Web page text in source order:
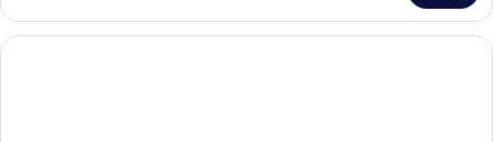
Double
Room